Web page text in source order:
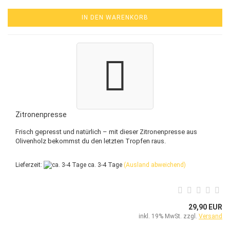
IN DEN WARENKORB
Zitronenpresse
Frisch gepresst und natürlich – mit dieser Zitronenpresse aus
Olivenholz bekommst du den letzten Tropfen raus.
Lieferzeit: ca. 3-4 Tage (Ausland abweichend)
29,90 EUR
inkl. 19% MwSt. zzgl. Versand